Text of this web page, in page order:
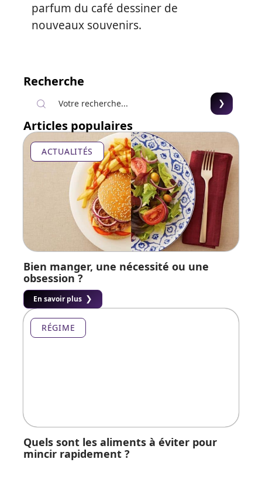
parfum du café dessiner de
nouveaux souvenirs.
Recherche
Articles populaires
ACTUALITÉS
Bien manger, une nécessité ou une
obsession ?
En savoir plus
RÉGIME
Quels sont les aliments à éviter pour
mincir rapidement ?